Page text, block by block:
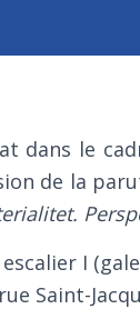
dans le
de la
I
Saint-